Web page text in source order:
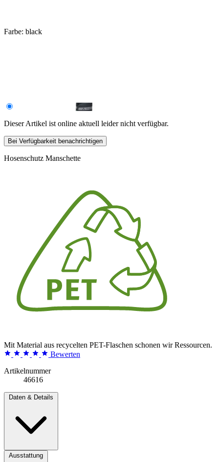
Farbe: black
Dieser Artikel ist online aktuell leider nicht verfügbar.
Bei Verfügbarkeit benachrichtigen
Hosenschutz Manschette
Mit Material aus recycelten PET-Flaschen schonen wir Ressourcen.
Bewerten
Artikelnummer
46616
Daten & Details
Ausstattung